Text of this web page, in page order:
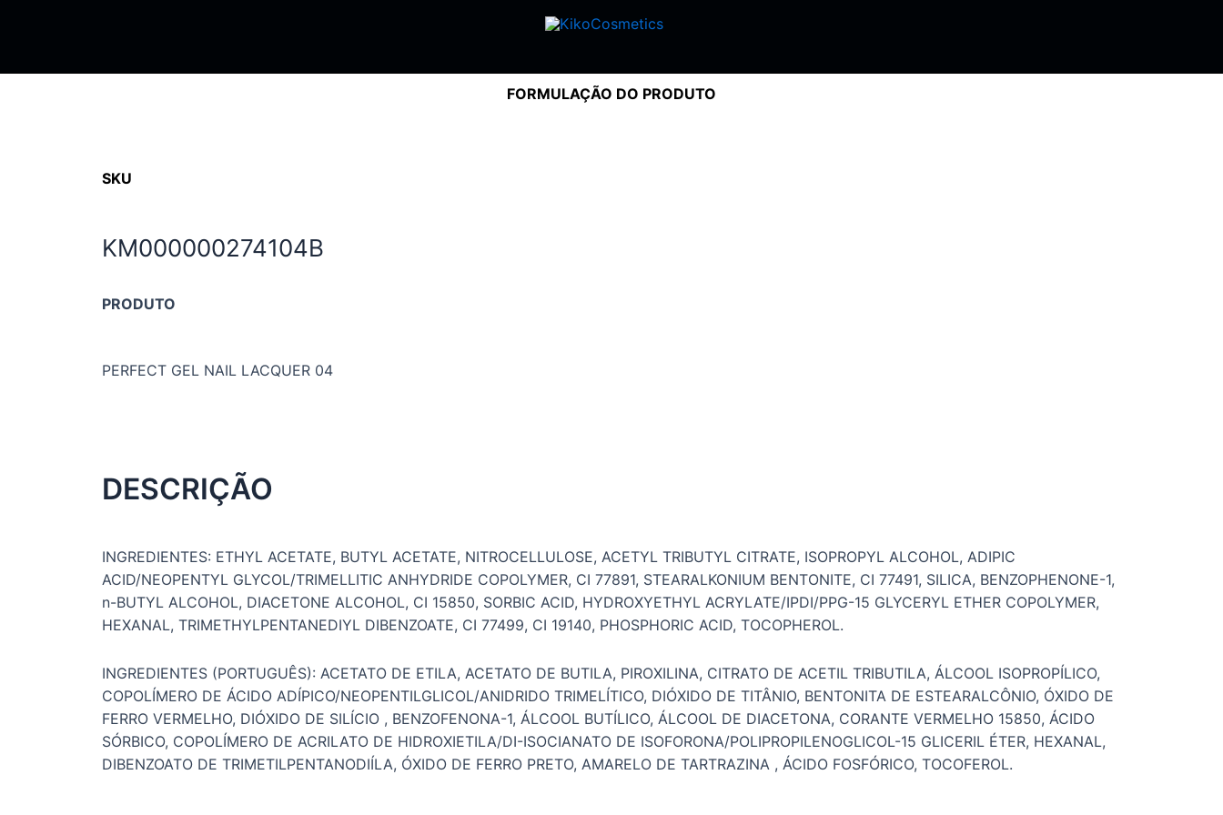
FORMULAÇÃO DO PRODUTO
SKU
KM000000274104B
PRODUTO
PERFECT GEL NAIL LACQUER 04
DESCRIÇÃO
INGREDIENTES: ETHYL ACETATE, BUTYL ACETATE, NITROCELLULOSE, ACETYL TRIBUTYL CITRATE, ISOPROPYL ALCOHOL, ADIPIC
ACID/NEOPENTYL GLYCOL/TRIMELLITIC ANHYDRIDE COPOLYMER, CI 77891, STEARALKONIUM BENTONITE, CI 77491, SILICA, BENZOPHENONE-1,
n-BUTYL ALCOHOL, DIACETONE ALCOHOL, CI 15850, SORBIC ACID, HYDROXYETHYL ACRYLATE/IPDI/PPG-15 GLYCERYL ETHER COPOLYMER,
HEXANAL, TRIMETHYLPENTANEDIYL DIBENZOATE, CI 77499, CI 19140, PHOSPHORIC ACID, TOCOPHEROL.
INGREDIENTES (PORTUGUÊS): ACETATO DE ETILA, ACETATO DE BUTILA, PIROXILINA, CITRATO DE ACETIL TRIBUTILA, ÁLCOOL ISOPROPÍLICO,
COPOLÍMERO DE ÁCIDO ADÍPICO/NEOPENTILGLICOL/ANIDRIDO TRIMELÍTICO, DIÓXIDO DE TITÂNIO, BENTONITA DE ESTEARALCÔNIO, ÓXIDO DE
FERRO VERMELHO, DIÓXIDO DE SILÍCIO , BENZOFENONA-1, ÁLCOOL BUTÍLICO, ÁLCOOL DE DIACETONA, CORANTE VERMELHO 15850, ÁCIDO
SÓRBICO, COPOLÍMERO DE ACRILATO DE HIDROXIETILA/DI-ISOCIANATO DE ISOFORONA/POLIPROPILENOGLICOL-15 GLICERIL ÉTER, HEXANAL,
DIBENZOATO DE TRIMETILPENTANODIÍLA, ÓXIDO DE FERRO PRETO, AMARELO DE TARTRAZINA , ÁCIDO FOSFÓRICO, TOCOFEROL.